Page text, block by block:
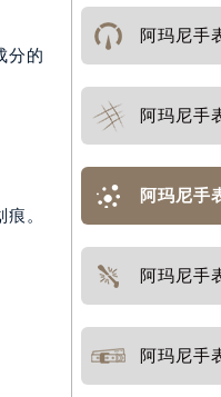
分的
。
阿玛尼手
阿玛尼手
阿玛尼手
阿玛尼手
阿玛尼手